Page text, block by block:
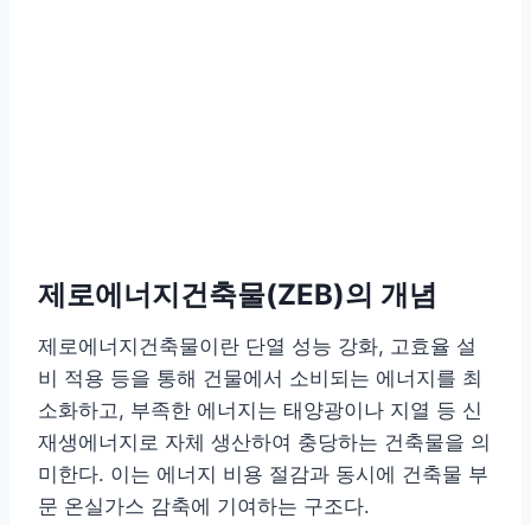
제로에너지건축물(ZEB)의 개념
제로에너지건축물이란 단열 성능 강화, 고효율 설
비 적용 등을 통해 건물에서 소비되는 에너지를 최
소화하고, 부족한 에너지는 태양광이나 지열 등 신
재생에너지로 자체 생산하여 충당하는 건축물을 의
미한다. 이는 에너지 비용 절감과 동시에 건축물 부
문 온실가스 감축에 기여하는 구조다.